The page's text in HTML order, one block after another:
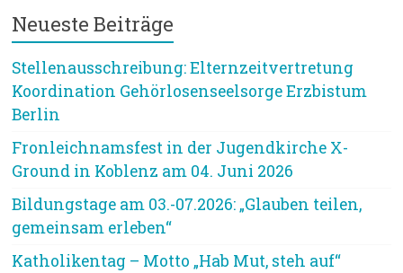
Neueste Beiträge
Stellenausschreibung: Elternzeitvertretung
Koordination Gehörlosenseelsorge Erzbistum
Berlin
Fronleichnamsfest in der Jugendkirche X-
Ground in Koblenz am 04. Juni 2026
Bildungstage am 03.-07.2026: „Glauben teilen,
gemeinsam erleben“
Katholikentag – Motto „Hab Mut, steh auf“